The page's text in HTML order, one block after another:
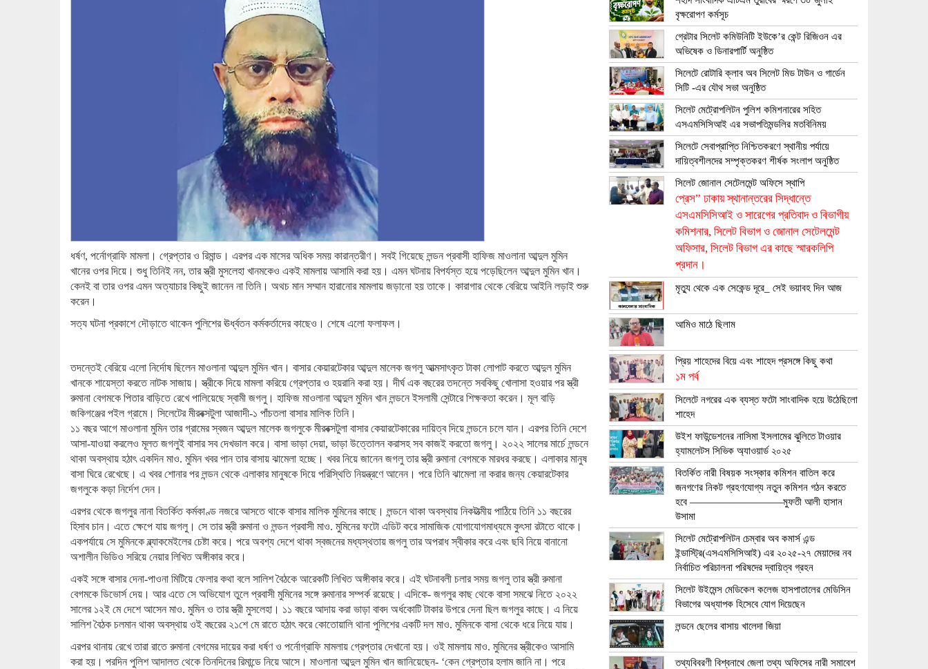
ধর্ষণ, পর্নোগ্রাফি মামলা। গ্রেপ্তার ও রিমান্ড। এরপর এক মাসের অধিক সময় কারান্তরীণ। সবই গিয়েছে লন্ডন প্রবাসী হাফিজ মাওলানা আব্দুল মুমিন
খানের ওপর দিয়ে। শুধু তিনিই নন, তার স্ত্রী মুসলেহা খানমকেও একই মামলায় আসামি করা হয়। এমন ঘটনায় বিপর্যস্ত হয়ে পড়েছিলেন আব্দুল মুমিন খান।
কেনই বা তার ওপর এমন অত্যাচার কিছুই জানেন না তিনি। অথচ মান সম্মান হারানোর মামলায় জড়ানো হয় তাকে। কারাগার থেকে বেরিয়ে আইনি লড়াই শুরু
করেন।
সত্য ঘটনা প্রকাশে দৌড়াতে থাকেন পুলিশের ঊর্ধ্বতন কর্মকর্তাদের কাছেও। শেষে এলো ফলাফল।
তদন্তেই বেরিয়ে এলো নির্দোষ ছিলেন মাওলানা আব্দুল মুমিন খান। বাসার কেয়ারটেকার আব্দুল মালেক জগলু আত্মসাৎকৃত টাকা লোপাট করতে আব্দুল মুমিন
খানকে শায়েস্তা করতে নাটক সাজায়। স্ত্রীকে দিয়ে মামলা করিয়ে গ্রেপ্তার ও হয়রানি করা হয়। দীর্ঘ এক বছরের তদন্তে সবকিছু খোলাসা হওয়ার পর স্ত্রী
রুমানা বেগমকে পিতার বাড়িতে রেখে পালিয়েছে স্বামী জগলু। হাফিজ মাওলানা আব্দুল মুমিন খান লন্ডনে ইসলামী সেন্টারে শিক্ষকতা করেন। মূল বাড়ি
জকিগঞ্জের পইল গ্রামে। সিলেটের মীরবক্সটুলা আজাদী-১ পাঁচতলা বাসার মালিক তিনি।
১১ বছর আগে মাওলানা মুমিন তার গ্রামের স্বজন আব্দুল মালেক জগলুকে মীরবক্সটুলা বাসার কেয়ারটেকারের দায়িত্ব দিয়ে লন্ডনে চলে যান। এরপর তিনি দেশে
আসা-যাওয়া করলেও মূলত জগলুই বাসার সব দেখভাল করে। বাসা ভাড়া দেয়া, ভাড়া উত্তোলন করাসহ সব কাজই করতো জগলু। ২০২২ সালের মার্চে লন্ডনে
থাকা অবস্থায় হঠাৎ একদিন মাও. মুমিন খবর পান তার বাসায় ঝামেলা হচ্ছে। খবর নিয়ে জানেন জগলু তার স্ত্রী রুমানা বেগমকে মারধর করছে। এলাকার মানুষ
বাসা ঘিরে রেখেছে। এ খবর শোনার পর লন্ডন থেকে এলাকার মানুষকে দিয়ে পরিস্থিতি নিয়ন্ত্রণে আনেন। পরে তিনি ঝামেলা না করার জন্য কেয়ারটেকার
জগলুকে কড়া নির্দেশ দেন।
এরপর থেকে জগলুর নানা বিতর্কিত কর্মকাণ্ড নজরে আসতে থাকে বাসার মালিক মুমিনের কাছে। লন্ডনে থাকা অবস্থায় নিকটাত্মীয় পাঠিয়ে তিনি ১১ বছরের
হিসাব চান। এতে ক্ষেপে যায় জগলু। সে তার স্ত্রী রুমানা ও লন্ডন প্রবাসী মাও. মুমিনের ফটো এডিট করে সামাজিক যোগাযোগমাধ্যমে কুৎসা রটাতে থাকে।
একপর্যায়ে সে মুমিনকে ব্ল্যাকমেইলের চেষ্টা করে। পরে অবশ্য দেশে থাকা স্বজনের মধ্যস্থতায় জগলু তার অপরাধ স্বীকার করে এবং ছবি নিয়ে বানানো
অশালীন ভিডিও সরিয়ে নেয়ার লিখিত অঙ্গীকার করে।
একই সঙ্গে বাসার দেনা-পাওনা মিটিয়ে ফেলার কথা বলে সালিশ বৈঠকে আরেকটি লিখিত অঙ্গীকার করে। এই ঘটনাবলী চলার সময় জগলু তার স্ত্রী রুমানা
বেগমকে ডিভোর্স দেয়। আর এতে সে অভিযোগ তুলে প্রবাসী মুমিনের সঙ্গে রুমানার সম্পর্ক রয়েছে। এদিকে- জগলুর কাছ থেকে বাসা সমঝে নিতে ২০২২
সালের ১২ই মে দেশে আসেন মাও. মুমিন ও তার স্ত্রী মুসলেহা। ১১ বছরে আদায় করা ভাড়া বাবদ অর্ধকোটি টাকার উপরে দেনা ছিল জগলুর কাছে। এ নিয়ে
সালিশ বৈঠক চলমান থাকা অবস্থায় ওই বছরের ২১শে মে রাতে হঠাৎ করে কোতোয়ালি থানা পুলিশের একটি দল মাও. মুমিনকে বাসা থেকে ধরে নিয়ে যায়।
এরপর থানায় রেখে তারা রাতে রুমানা বেগমের দায়ের করা ধর্ষণ ও পর্নোগ্রাফি মামলায় গ্রেপ্তার দেখানো হয়। ওই মামলায় মাও. মুমিনের স্ত্রীকেও আসামি
করা হয়। পরদিন পুলিশ আদালত থেকে তিনদিনের রিমান্ডে নিয়ে আসে। মাওলানা আব্দুল মুমিন খান জানিয়েছেন- ‘কেন গ্রেপ্তার হলাম জানি না। পরে
বৃক্ষরোপণ কর্মসূচ
গ্রেটার সিলেট কমিউনিটি ইউকে’র কেন্ট রিজিওন এর
অভিষেক ও ডিনারপার্টি অনুষ্ঠিত
সিলেটে রোটারি ক্লাব অব সিলেট মিড টাউন ও গার্ডেন
সিটি -এর যৌথ সভা অনুষ্ঠিত
সিলেট মেট্রোপলিটন পুলিশ কমিশনারের সহিত
এসএমসিসিআই এর সভাপতিমন্ডলির মতবিনিময়
সিলেটে সেবাপ্রাপ্তি নিশ্চিতকরণে স্থানীয় পর্যায়ে
দায়িত্বশীলদের সম্পৃক্তকরণ শীর্ষক সংলাপ অনুষ্ঠিত
সিলেট জোনাল সেটেলমেন্ট অফিসে স্থাপি
প্রেস” ঢাকায় স্থানান্তরের সিদ্ধান্তে
এসএমসিসিআই ও সারেগের প্রতিবাদ ও বিভাগীয়
কমিশনার, সিলেট বিভাগ ও জোনাল সেটেলমেন্ট
অফিসার, সিলেট বিভাগ এর কাছে স্মারকলিপি
প্রদান।
মৃত্যু থেকে এক সেকেন্ড দূরে_ সেই ভয়াবহ দিন আজ
আমিও মাঠে ছিলাম
প্রিয় শাহেদের বিয়ে এবং শাহেদ প্রসঙ্গে কিছু কথা
১ম পর্ব
সিলেটে নগরের এক ব্যস্ত ফটো সাংবাদিক হয়ে উঠেছিলো
শাহেদ
উইশ ফাউন্ডেশনের নাসিমা ইসলামের ঝুলিতে টাওয়ার
হ্যামলেটস সিভিক অ্যাওয়ার্ড ২০২৫
বিতর্কিত নারী বিষয়ক সংস্কার কমিশন বাতিল করে
জনগণের নিকট গ্রহণযোগ্য নতুন কমিশন গঠন করতে
হবে —————————মুফতী আলী হাসান
উসামা
সিলেট মেট্রোপলিটন চেম্বার অব কমার্স এন্ড
ইন্ডাস্ট্রি(এসএমসিসিআই) এর ২০২৫-২৭ মেয়াদের নব
নির্বাচিত পরিচালনা পরিষদের দ্বায়িত্ব গ্রহন
সিলেট উইমেন্স মেডিকেল কলেজ হাসপাতালের মেডিসিন
বিভাগের অধ্যাপক হিসেবে যোগ দিয়েছেন
লন্ডনে ছেলের বাসায় খালেদা জিয়া
তথ্যবিবরণী বিশ্বনাথে জেলা তথ্য অফিসের নারী সমাবেশ